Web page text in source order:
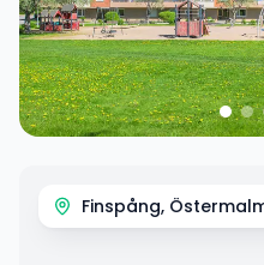
Finspång,